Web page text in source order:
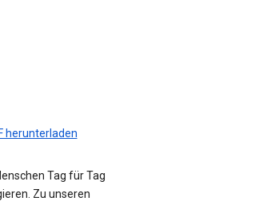
herunterladen
Tag für Tag
Zu unseren